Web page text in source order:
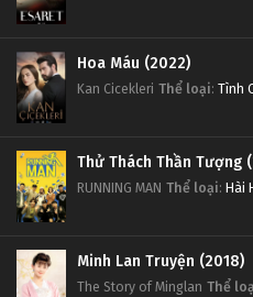
Hoa Máu (2022)
Kan Cicekleri Thể loại: Tình
Thử Thách Thần Tượng
RUNNING MAN Thể loại: Hài
Minh Lan Truyện (2018)
The Story of Minglan Thể